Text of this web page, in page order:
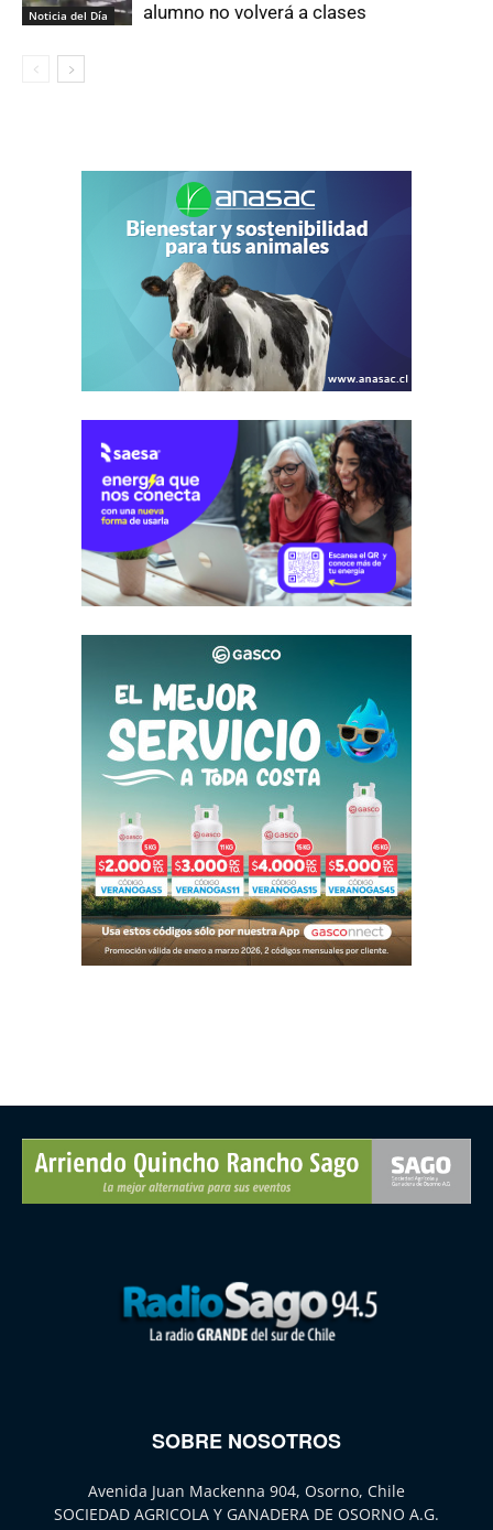
Noticia del Día
alumno no volverá a clases
SOBRE NOSOTROS
Avenida Juan Mackenna 904, Osorno, Chile
SOCIEDAD AGRICOLA Y GANADERA DE OSORNO A.G.